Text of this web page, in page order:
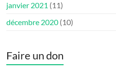
janvier 2021 (11)
décembre 2020 (10)
Faire un don